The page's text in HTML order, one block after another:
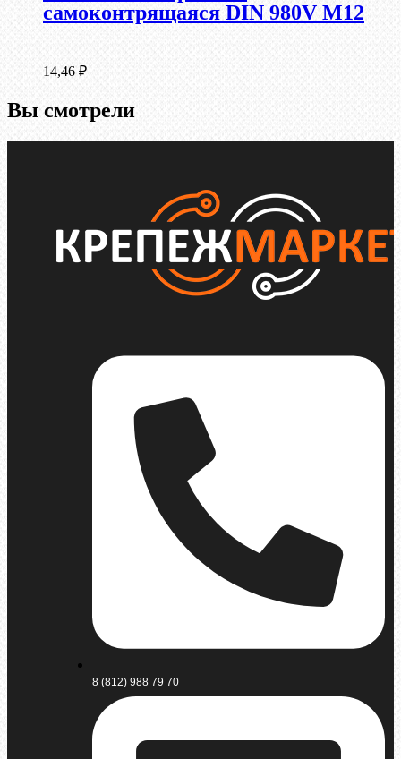
самоконтрящаяся DIN 980V М12
14,46 ₽
Вы смотрели
8 (812) 988 79 70